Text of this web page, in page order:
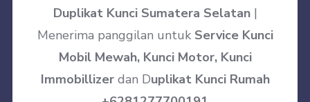
Duplikat Kunci Sumatera Selatan|
Menerima panggilan untuk Service Kunci
Mobil Mewah, Kunci Motor, Kunci
Immobillizerdan Duplikat Kunci Rumah